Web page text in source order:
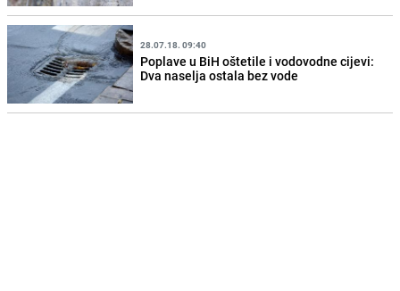
28.07.18. 09:40
Poplave u BiH oštetile i vodovodne cijevi:
Dva naselja ostala bez vode